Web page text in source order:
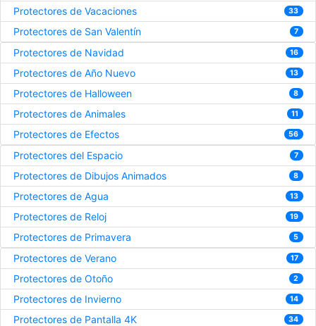
Protectores de Vacaciones 33
Protectores de San Valentín 7
Protectores de Navidad 16
Protectores de Año Nuevo 13
Protectores de Halloween 8
Protectores de Animales 11
Protectores de Efectos 56
Protectores del Espacio 7
Protectores de Dibujos Animados 8
Protectores de Agua 13
Protectores de Reloj 19
Protectores de Primavera 5
Protectores de Verano 17
Protectores de Otoño 2
Protectores de Invierno 14
Protectores de Pantalla 4K 34